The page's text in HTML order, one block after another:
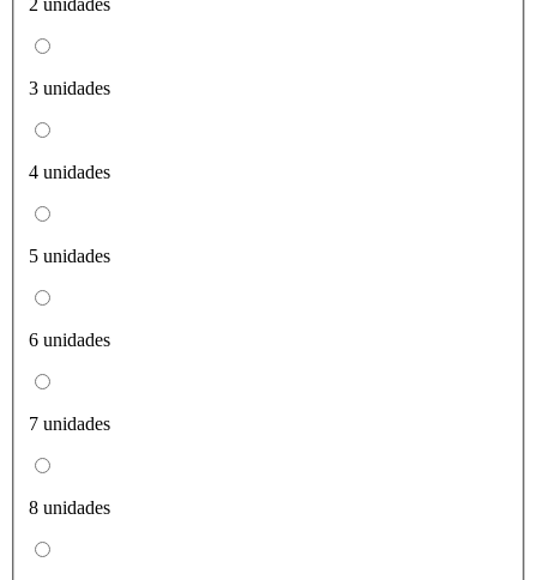
2 unidades
3 unidades
4 unidades
5 unidades
6 unidades
7 unidades
8 unidades